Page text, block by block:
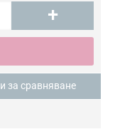
+
за сравняване